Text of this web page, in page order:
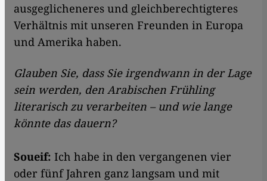
ausgeglicheneres und gleichberechtigteres
Verhältnis mit unseren Freunden in Europa
und Amerika haben.
Glauben Sie, dass Sie irgendwann in der Lage
sein werden, den Arabischen Frühling
literarisch zu verarbeiten – und wie lange
könnte das dauern?
Soueif: Ich habe in den vergangenen vier
oder fünf Jahren ganz langsam und mit